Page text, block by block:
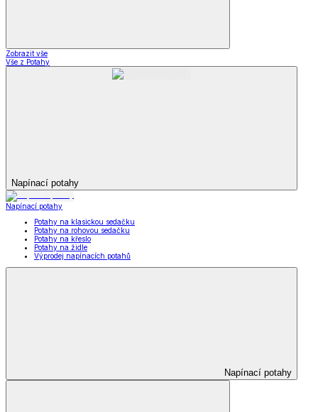
Zobrazit vše
Vše z Potahy
Napínací potahy
Napínací potahy
Potahy na klasickou sedačku
Potahy na rohovou sedačku
Potahy na křeslo
Potahy na židle
Výprodej napínacích potahů
Napínací potahy